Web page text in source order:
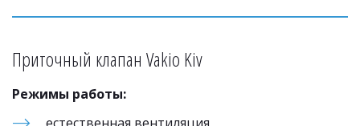
Приточный клапан Vakio Kiv
Режимы работы: